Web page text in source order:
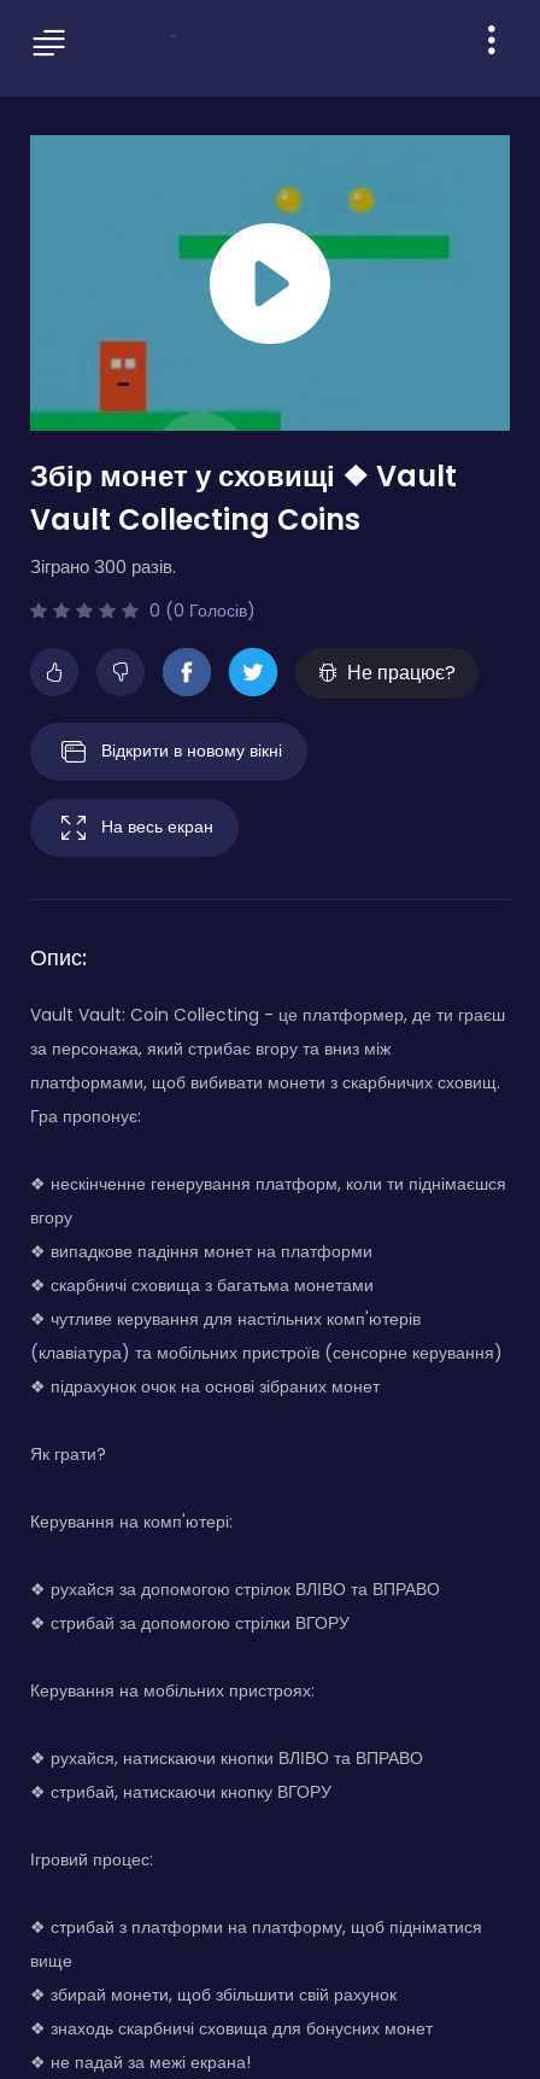
Збір монет у сховищі ❖ Vault
Vault Collecting Coins
Зіграно 300 разів.
0 (0 Голосів)
Не працює?
Відкрити в новому вікні
На весь екран
Опис:
Vault Vault: Coin Collecting - це платформер, де ти граєш
за персонажа, який стрибає вгору та вниз між
платформами, щоб вибивати монети з скарбничих сховищ.
Гра пропонує:
❖ нескінченне генерування платформ, коли ти піднімаєшся
вгору
❖ випадкове падіння монет на платформи
❖ скарбничі сховища з багатьма монетами
❖ чутливе керування для настільних комп'ютерів
(клавіатура) та мобільних пристроїв (сенсорне керування)
❖ підрахунок очок на основі зібраних монет
Як грати?
Керування на комп'ютері:
❖ рухайся за допомогою стрілок ВЛІВО та ВПРАВО
❖ стрибай за допомогою стрілки ВГОРУ
Керування на мобільних пристроях:
❖ рухайся, натискаючи кнопки ВЛІВО та ВПРАВО
❖ стрибай, натискаючи кнопку ВГОРУ
Ігровий процес:
❖ стрибай з платформи на платформу, щоб підніматися
вище
❖ збирай монети, щоб збільшити свій рахунок
❖ знаходь скарбничі сховища для бонусних монет
❖ не падай за межі екрана!